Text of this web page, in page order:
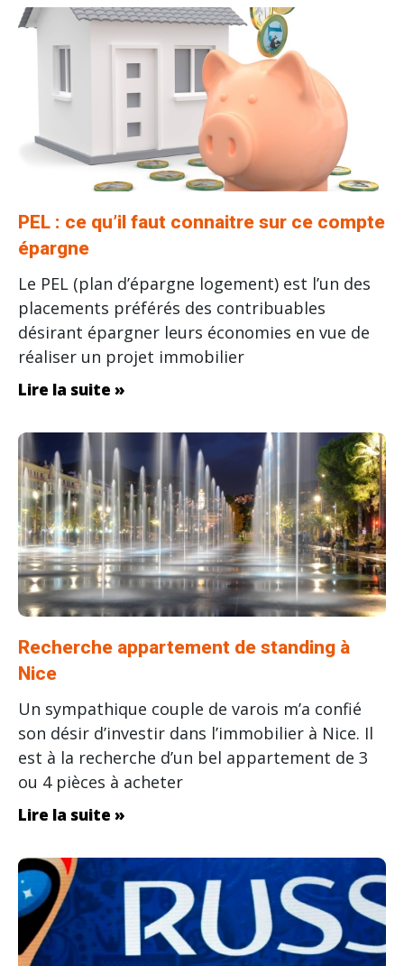
PEL : ce qu’il faut connaitre sur ce compte
épargne
Le PEL (plan d’épargne logement) est l’un des
placements préférés des contribuables
désirant épargner leurs économies en vue de
réaliser un projet immobilier
Lire la suite »
Recherche appartement de standing à
Nice
Un sympathique couple de varois m’a confié
son désir d’investir dans l’immobilier à Nice. Il
est à la recherche d’un bel appartement de 3
ou 4 pièces à acheter
Lire la suite »